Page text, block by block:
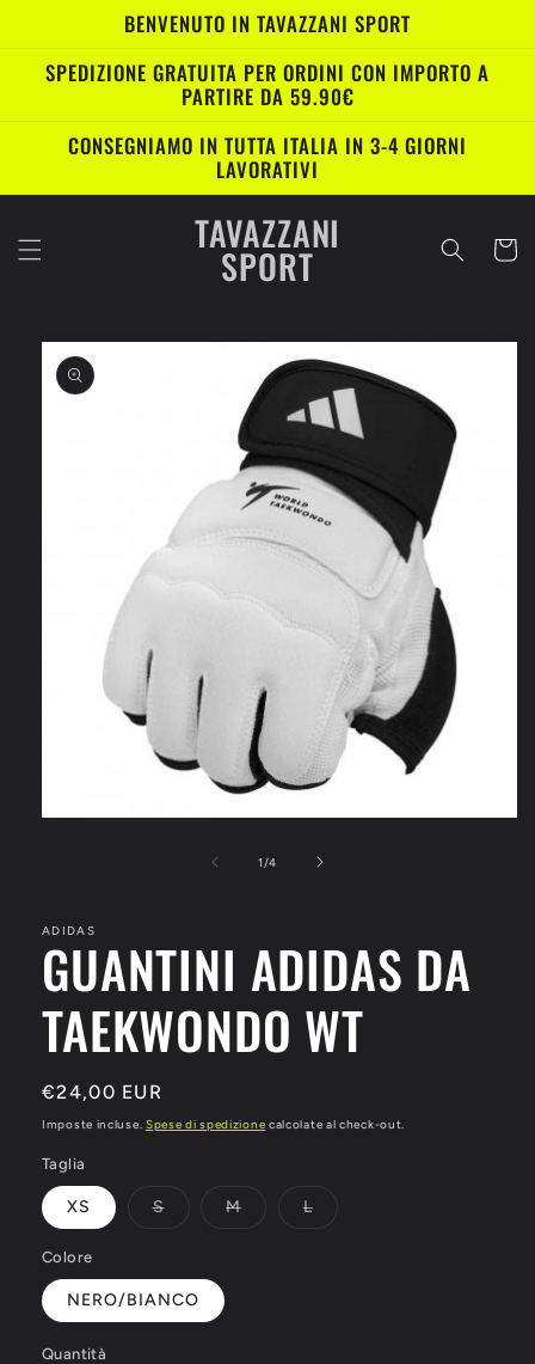
direttamenteBENVENUTO IN TAVAZZANI SPORT
SPEDIZIONE GRATUITA PER ORDINI CON IMPORTO A
PARTIRE DA 59.90€
CONSEGNIAMO IN TUTTA ITALIA IN 3-4 GIORNI
LAVORATIVI
TAVAZZANI
SPORT Carrello
Passa alle
informazioni
sul prodotto
modale
1 /su
4
ADIDAS
GUANTINI ADIDAS DA
TAEKWONDO WT
Prezzo
di
€24,00 EUR
Imposte incluse. Spese di spedizione calcolate al check-out.
Taglia
XS SVarianteMVariante
LVariante
Colore
NERO/BIANCO
Quantità